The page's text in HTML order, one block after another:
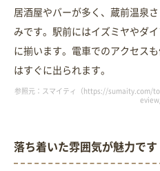
居酒屋やバーが多く、蔵前温泉
みです。駅前にはイズミヤやダ
に揃います。電車でのアクセス
はすぐに出られます。
参照元：スマイティ（https://
eview/
落ち着いた雰囲気が魅力です